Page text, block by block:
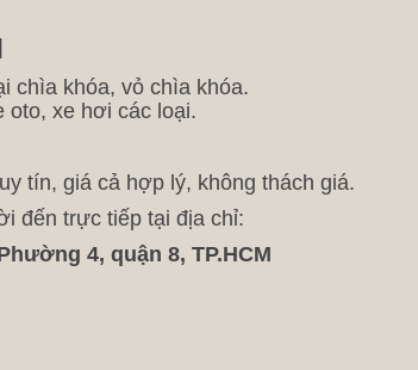
chìa khóa, vỏ chìa khóa.
oto, xe hơi các loại.
tín, giá cả hợp lý, không thách giá.
đến trực tiếp tại địa chỉ:
4, quận 8, TP.HCM